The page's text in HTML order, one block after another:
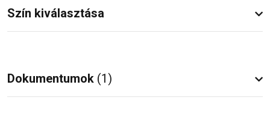
Szín kiválasztása
Dokumentumok (1)